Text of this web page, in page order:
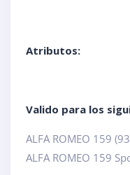
Atributos:
Valido para los
ALFA ROMEO 159
ALFA ROMEO 159